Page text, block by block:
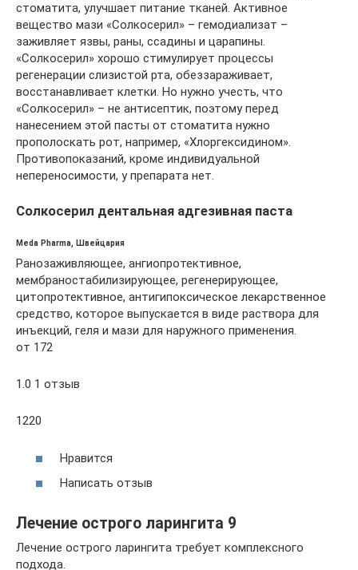
стоматита, улучшает питание тканей. Активное
вещество мази «Солкосерил» – гемодиализат –
заживляет язвы, раны, ссадины и царапины.
«Солкосерил» хорошо стимулирует процессы
регенерации слизистой рта, обеззараживает,
восстанавливает клетки. Но нужно учесть, что
«Солкосерил» – не антисептик, поэтому перед
нанесением этой пасты от стоматита нужно
прополоскать рот, например, «Хлоргексидином».
Противопоказаний, кроме индивидуальной
непереносимости, у препарата нет.
Солкосерил дентальная адгезивная паста
Meda Pharma, Швейцария
Ранозаживляющее, ангиопротективное,
мембраностабилизирующее, регенерирующее,
цитопротективное, антигипоксическое лекарственное
средство, которое выпускается в виде раствора для
инъекций, геля и мази для наружного применения.
от 172
1.0 1 отзыв
1220
Нравится
Написать отзыв
Лечение острого ларингита 9
Лечение острого ларингита требует комплексного
подхода.